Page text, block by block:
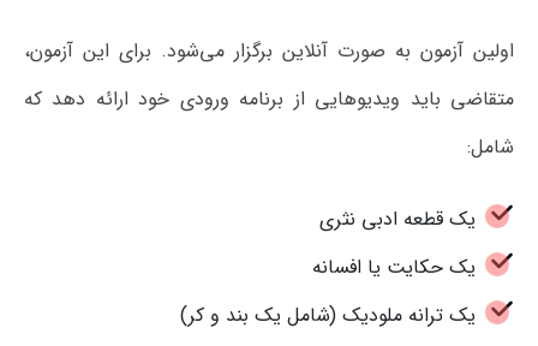
اولین آزمون به صورت آنلاین برگزار می‌شود. برای این آزمون،
متقاضی باید ویدیوهایی از برنامه ورودی خود ارائه دهد که
شامل:
یک قطعه ادبی نثری
یک حکایت یا افسانه
یک ترانه ملودیک (شامل یک بند و کر)